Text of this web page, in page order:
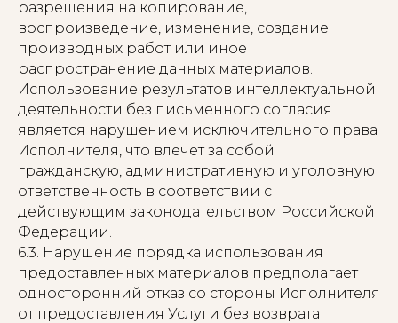
разрешения на копирование,
воспроизведение, изменение, создание
производных работ или иное
распространение данных материалов.
Использование результатов интеллектуальной
деятельности без письменного согласия
является нарушением исключительного права
Исполнителя, что влечет за собой
гражданскую, административную и уголовную
ответственность в соответствии с
действующим законодательством Российской
Федерации.
6.3. Нарушение порядка использования
предоставленных материалов предполагает
односторонний отказ со стороны Исполнителя
от предоставления Услуги без возврата